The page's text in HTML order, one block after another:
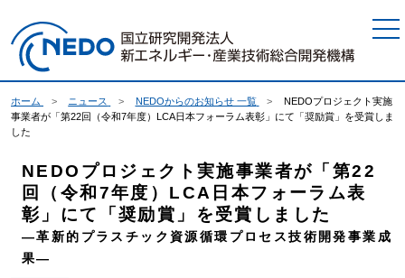
ホーム ニュース NEDOからのお知らせ 一覧
NEDOプロジェクト実施
事業者が「第22回（令和7年度）LCA日本フォーラム表彰」にて「奨励賞」を受賞しま
した
NEDOプロジェクト実施事業者が「第22
回（令和7年度）LCA日本フォーラム表
彰」にて「奨励賞」を受賞しました
―革新的プラスチック資源循環プロセス技術開発事業成
果―